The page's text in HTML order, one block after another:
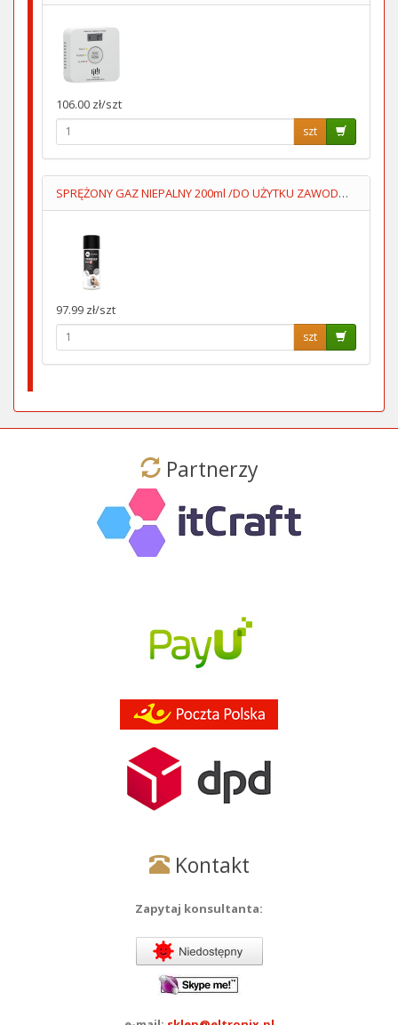
106.00 zł/szt
szt
SPRĘŻONY GAZ NIEPALNY 200ml /DO UŻYTKU ZAWODOWEGO/
97.99 zł/szt
szt
Partnerzy
Kontakt
Zapytaj konsultanta: